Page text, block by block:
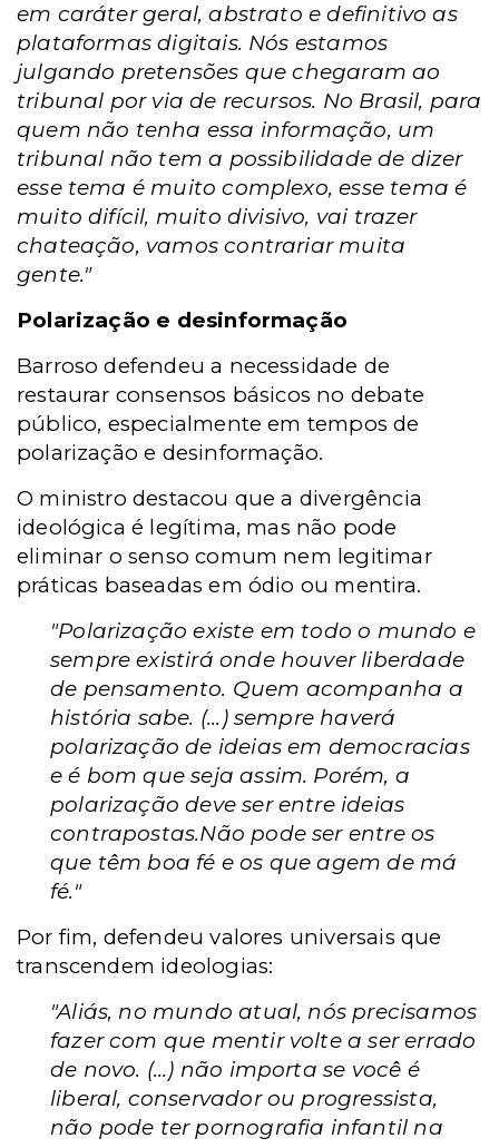
em caráter geral, abstrato e definitivo as
plataformas digitais. Nós estamos
julgando pretensões que chegaram ao
tribunal por via de recursos. No Brasil, para
quem não tenha essa informação, um
tribunal não tem a possibilidade de dizer
esse tema é muito complexo, esse tema é
muito difícil, muito divisivo, vai trazer
chateação, vamos contrariar muita
gente."
Polarização e desinformação
Barroso defendeu a necessidade de
restaurar consensos básicos no debate
público, especialmente em tempos de
polarização e desinformação.
O ministro destacou que a divergência
ideológica é legítima, mas não pode
eliminar o senso comum nem legitimar
práticas baseadas em ódio ou mentira.
"Polarização existe em todo o mundo e
sempre existirá onde houver liberdade
de pensamento. Quem acompanha a
história sabe. (...) sempre haverá
polarização de ideias em democracias
e é bom que seja assim. Porém, a
polarização deve ser entre ideias
contrapostas.Não pode ser entre os
que têm boa fé e os que agem de má
fé."
Por fim, defendeu valores universais que
transcendem ideologias:
"Aliás, no mundo atual, nós precisamos
fazer com que mentir volte a ser errado
de novo. (...) não importa se você é
liberal, conservador ou progressista,
não pode ter pornografia infantil na